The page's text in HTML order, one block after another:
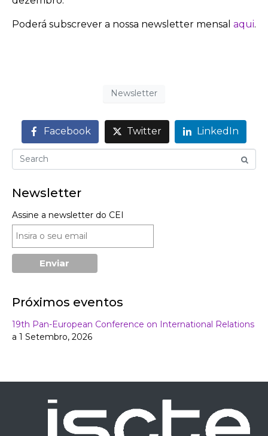
Poderá subscrever a nossa newsletter mensal aqui.
Newsletter
Facebook Twitter LinkedIn
Newsletter
Assine a newsletter do CEI
Próximos eventos
19th Pan-European Conference on International Relations
a 1 Setembro, 2026